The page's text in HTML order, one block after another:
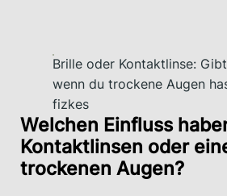
Brille oder Kontaktlinse:
wenn du trockene Augen
fizkes
Welchen Einfluss
Kontaktlinsen oder
trockenen Augen?